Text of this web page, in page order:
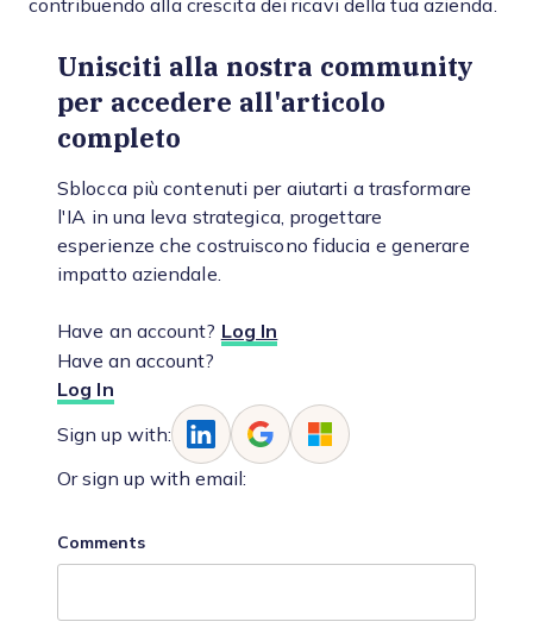
contribuendo alla crescita dei ricavi della tua azienda.
Unisciti alla nostra community
per accedere all'articolo
completo
Sblocca più contenuti per aiutarti a trasformare
l'IA in una leva strategica, progettare
esperienze che costruiscono fiducia e generare
impatto aziendale.
Have an account? Log In
Have an account?
Log In
Sign up with:
Or sign up with email:
Comments